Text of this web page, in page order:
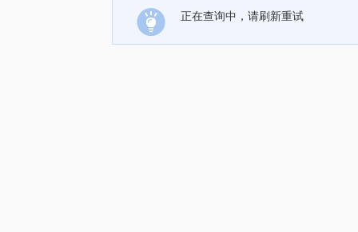
正在查询中，请刷新重试